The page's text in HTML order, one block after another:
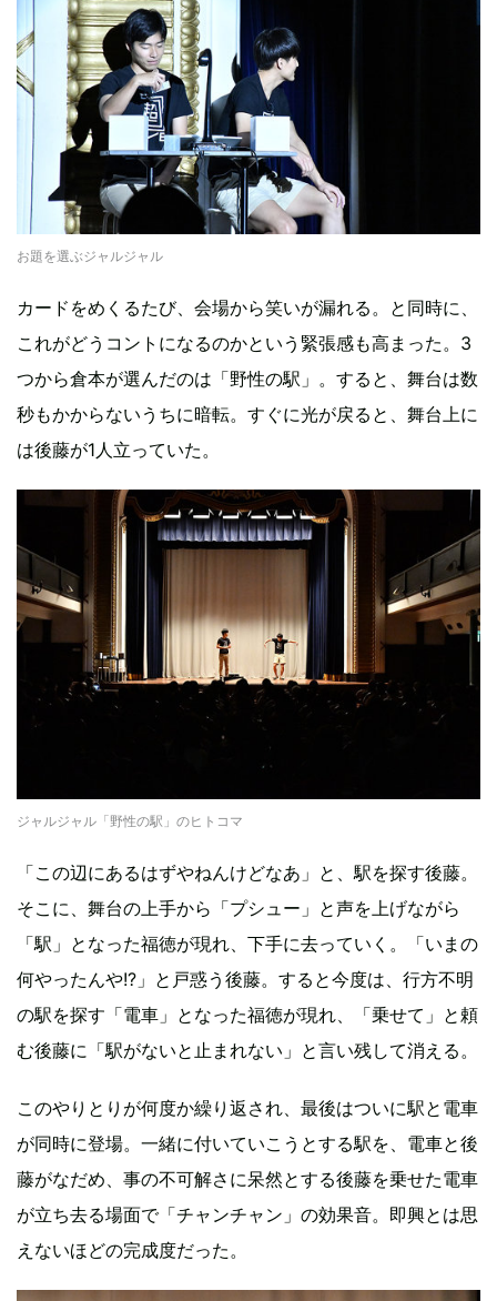
お題を選ぶジャルジャル
カードをめくるたび、会場から笑いが漏れる。と同時に、
これがどうコントになるのかという緊張感も高まった。3
つから倉本が選んだのは「野性の駅」。すると、舞台は数
秒もかからないうちに暗転。すぐに光が戻ると、舞台上に
は後藤が1人立っていた。
ジャルジャル「野性の駅」のヒトコマ
「この辺にあるはずやねんけどなあ」と、駅を探す後藤。
そこに、舞台の上手から「プシュー」と声を上げながら
「駅」となった福徳が現れ、下手に去っていく。「いまの
何やったんや!?」と戸惑う後藤。すると今度は、行方不明
の駅を探す「電車」となった福徳が現れ、「乗せて」と頼
む後藤に「駅がないと止まれない」と言い残して消える。
このやりとりが何度か繰り返され、最後はついに駅と電車
が同時に登場。一緒に付いていこうとする駅を、電車と後
藤がなだめ、事の不可解さに呆然とする後藤を乗せた電車
が立ち去る場面で「チャンチャン」の効果音。即興とは思
えないほどの完成度だった。